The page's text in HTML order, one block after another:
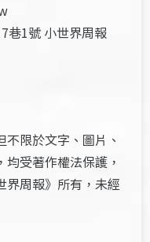
巷1號 小世界周報
限於文字、圖片、
受著作權法保護，
界周報》所有，未經